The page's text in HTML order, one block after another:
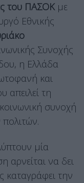
του ΠΑΣΟΚμε
Εθνικής
Συνοχής
η Ελλάδα
και
απειλεί τη
συνοχή
πολιτών.
μία
αρνείται να δει
καταγράφει την